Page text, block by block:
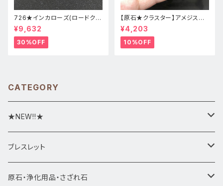
726★インカローズ(ロードクロ
サイト)★天然石ブレスレット新
品
¥9,632
30%OFF
【原石★クラスター】アメジスト
★ハート形★cp-071天然石パ
ワーストーン★インテリア置物
¥4,203
10%OFF
CATEGORY
★NEW!!★
★新入荷1/28~
ブレスレット
ブレスレット1点物
原石・浄化用品・さざれ石